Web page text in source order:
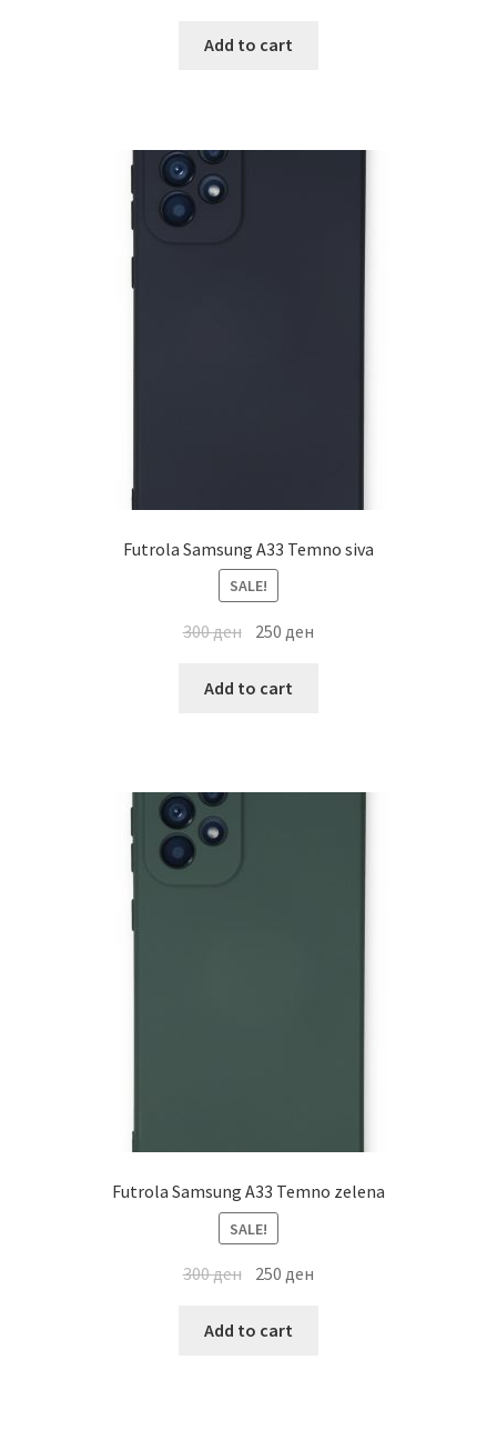
Add to cart
Futrola Samsung A33 Temno siva
SALE!
300ден 250ден
Add to cart
Futrola Samsung A33 Temno zelena
SALE!
300ден 250ден
Add to cart